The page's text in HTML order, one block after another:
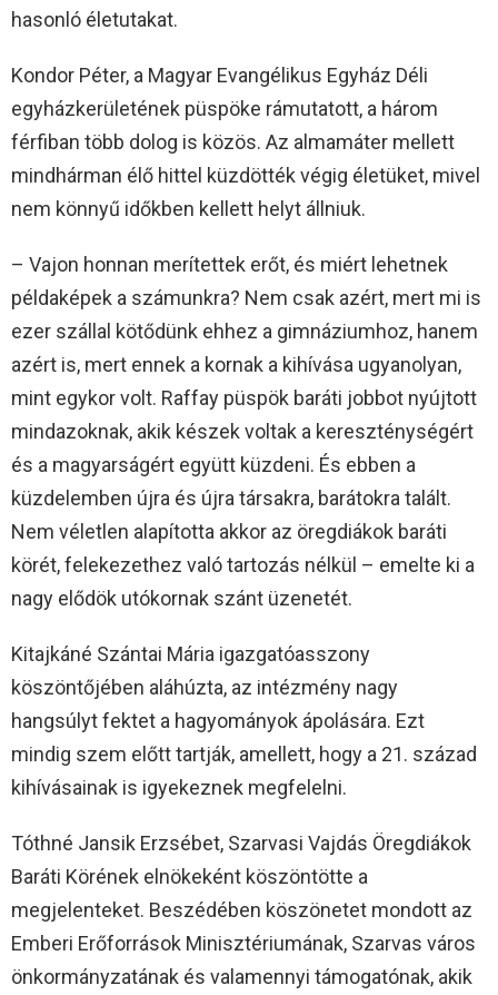
hasonló életutakat.
Kondor Péter, a Magyar Evangélikus Egyház Déli
egyházkerületének püspöke rámutatott, a három
férfiban több dolog is közös. Az almamáter mellett
mindhárman élő hittel küzdötték végig életüket, mivel
nem könnyű időkben kellett helyt állniuk.
– Vajon honnan merítettek erőt, és miért lehetnek
példaképek a számunkra? Nem csak azért, mert mi is
ezer szállal kötődünk ehhez a gimnáziumhoz, hanem
azért is, mert ennek a kornak a kihívása ugyanolyan,
mint egykor volt. Raffay püspök baráti jobbot nyújtott
mindazoknak, akik készek voltak a kereszténységért
és a magyarságért együtt küzdeni. És ebben a
küzdelemben újra és újra társakra, barátokra talált.
Nem véletlen alapította akkor az öregdiákok baráti
körét, felekezethez való tartozás nélkül – emelte ki a
nagy elődök utókornak szánt üzenetét.
Kitajkáné Szántai Mária igazgatóasszony
köszöntőjében aláhúzta, az intézmény nagy
hangsúlyt fektet a hagyományok ápolására. Ezt
mindig szem előtt tartják, amellett, hogy a 21. század
kihívásainak is igyekeznek megfelelni.
Tóthné Jansik Erzsébet, Szarvasi Vajdás Öregdiákok
Baráti Körének elnökeként köszöntötte a
megjelenteket. Beszédében köszönetet mondott az
Emberi Erőforrások Minisztériumának, Szarvas város
önkormányzatának és valamennyi támogatónak, akik